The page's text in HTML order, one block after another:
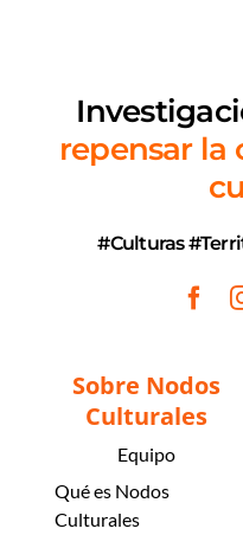
repensar la
#Culturas
Sobre Nodos
Culturales
Equipo
Qué es Nodos
Culturales